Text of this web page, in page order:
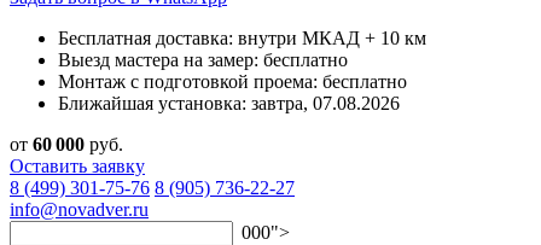
Бесплатная доставка: внутри МКАД + 10 км
Выезд мастера на замер: бесплатно
Монтаж с подготовкой проема: бесплатно
Ближайшая установка: завтра, 07.08.2026
от 60000 руб.
Оставить заявку
8 (499) 301-75-76 8 (905) 736-22-27
info@novadver.ru
000">